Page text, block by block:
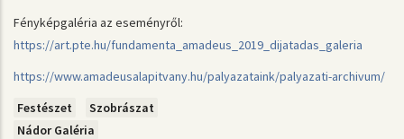
Fényképgaléria az eseményről:
https://art.pte.hu/fundamenta_amadeus_2019_dijatadas_galeria
https://www.amadeusalapitvany.hu/palyazataink/palyazati-archivum/
Festészet
Szobrászat
Nádor Galéria